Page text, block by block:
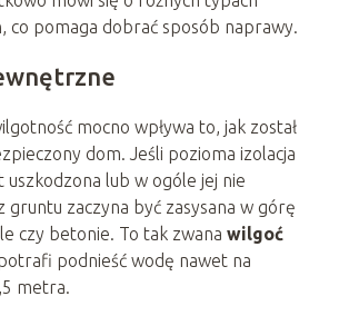
co pomaga dobrać sposób naprawy.
mocno wpływa to, jak został
dom. Jeśli pozioma izolacja
lub w ogóle jej nie
gruntu zaczyna być zasysana w górę
czy betonie. To tak zwana wilgoć
podnieść wodę nawet na
metra.